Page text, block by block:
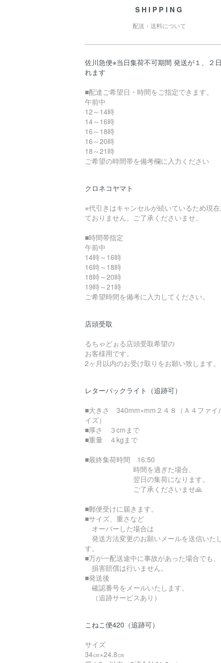
SHIPPING
配送・送料について
佐川急便※当日集荷不可期間 発送が１、２
れます
■配達ご希望日・時間をご指定できます。
午前中
12～14時
14～16時
16～18時
16～20時
18～21時
ご希望の時間帯を備考欄に入力ください
クロネコヤマト
※代引きはキャンセルが続いているため現在
ておりません。ご了承くださいませ。
■時間帯指定
午前中
14時～16時
16時～18時
18時～20時
19時～21時
ご希望時間を備考に入力してください。
店頭受取
るちゃどぉる店頭受取希望の
お客様用です。
2ヶ月以内のお受け取りをお願い致します。
レターパックライト（追跡可）
■大きさ 340mm×mm２４８（Ａ４ファイ
イズ）
■厚さ ３cmまで
■重量 ４kgまで
■最終集荷時間 16:50
時間を過ぎた場合、
翌日の集荷になります。
ご了承くださいませ🙏
■郵便受けに届きます。
■サイズ、重さなど
オーバーした場合は
発送方法変更のお願いメールを送信いた
す。
■万が一配送途中に事故があった場合でも、
損害賠償は行いません。
■発送後
確認番号をメールいたします。
（追跡サービスあり）
こねこ便420（追跡可）
サイズ
34㎝×24.8㎝